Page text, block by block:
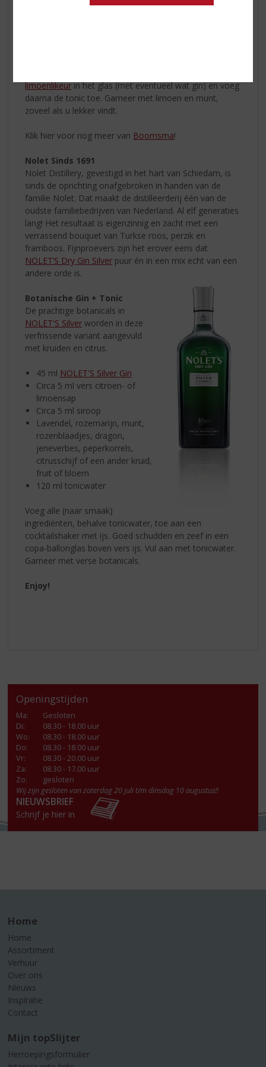
limoenlikeurin het glas (met eventueel wat gin) en voeg
daarna de tonic toe. Garneer met limoen en munt,
zoveel als u lekker vindt.
Klik hier voor nog meer van Boomsma!
Nolet Sinds 1691
Nolet Distillery, gevestigd in het hart van Schiedam, is
sinds de oprichting onafgebroken in handen van de
familie Nolet. Dat maakt de distilleerderij één van de
oudste familiebedrijven van Nederland. Al elf generaties
lang! Het resultaat is eigenzinnig en zacht met een
verrassend bouquet van Turkse roos, perzik en
framboos. Fijnproevers zijn het erover eens dat
NOLET’S Dry Gin Silver puur én in een mix echt van een
andere orde is.
Botanische Gin + Tonic
De prachtige botanicals in
NOLET'S Silver worden in deze
verfrissende variant aangevuld
met kruiden en citrus.
45 ml NOLET'S Silver Gin
Circa 5 ml vers citroen- of
limoensap
Circa 5 ml siroop
Lavendel, rozemarijn, munt,
rozenblaadjes, dragon,
jeneverbes, peperkorrels,
citrusschijf of een ander kruid,
fruit of bloem
120 ml tonicwater
Voeg alle (naar smaak)
ingrediënten, behalve tonicwater, toe aan een
cocktailshaker met ijs. Goed schudden en zeef in een
copa-ballonglas boven vers ijs. Vul aan met tonicwater.
Garneer met verse botanicals.
Enjoy!
Openingstijden
Ma:
Gesloten
Di:
08.30 - 18.00 uur
Wo:
08.30 - 18.00 uur
Do:
08.30 - 18.00 uur
Vr:
08.30 - 20.00 uur
Za:
08.30 - 17.00 uur
Zo:
gesloten
Wij zijn gesloten van zaterdag 20 juli t/m dinsdag 10 augustus!!
NIEUWSBRIEF
Schrijf je hier in
Home
Home
Assortiment
Verhuur
Over ons
Nieuws
Inspiratie
Contact
Mijn topSlijter
Herroepingsformulier